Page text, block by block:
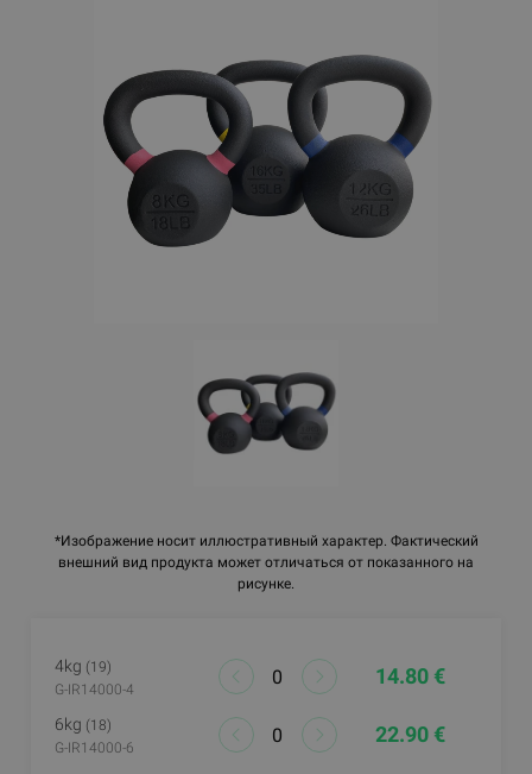
*Изображение носит иллюстративный характер. Фактический
внешний вид продукта может отличаться от показанного на
рисунке.
4kg (19)
G-IR14000-4
14.80 €
6kg (18)
G-IR14000-6
22.90 €